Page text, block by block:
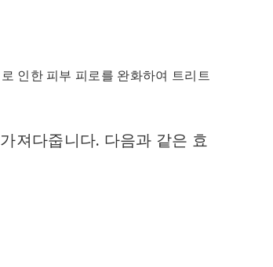
인한 피부 피로를 완화하여 트리트
져다줍니다. 다음과 같은 효